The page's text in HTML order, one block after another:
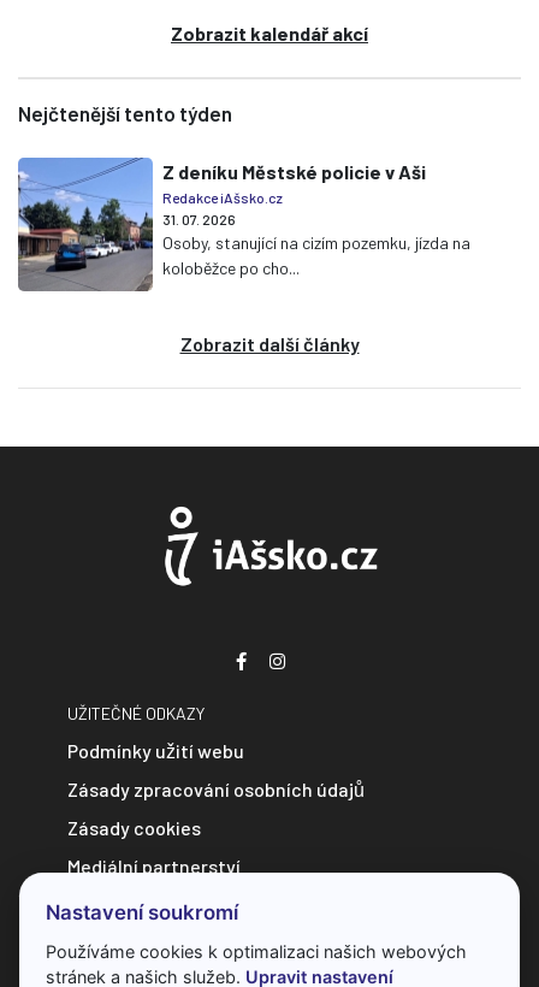
Zobrazit kalendář akcí
Nejčtenější tento týden
Z deníku Městské policie v Aši
Redakce iAšsko.cz
31. 07. 2026
Osoby, stanující na cizím pozemku, jízda na
koloběžce po cho...
Zobrazit další články
UŽITEČNÉ ODKAZY
Podmínky užití webu
Zásady zpracování osobních údajů
Zásady cookies
Mediální partnerství
Zpravodajství do e-mailu
Kontakt
Nastavení soukromí
Používáme cookies k optimalizaci našich webových
stránek a našich služeb. Upravit nastavení